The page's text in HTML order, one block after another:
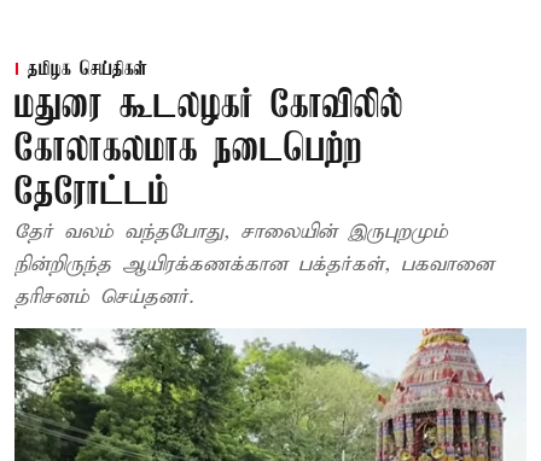
தமிழக செய்திகள்
மதுரை கூடலழகர் கோவிலில்
கோலாகலமாக நடைபெற்ற
தேரோட்டம்
தேர் வலம் வந்தபோது, சாலையின் இருபுறமும்
நின்றிருந்த ஆயிரக்கணக்கான பக்தர்கள், பகவானை
தரிசனம் செய்தனர்.